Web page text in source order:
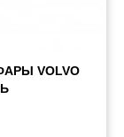
VOLVO